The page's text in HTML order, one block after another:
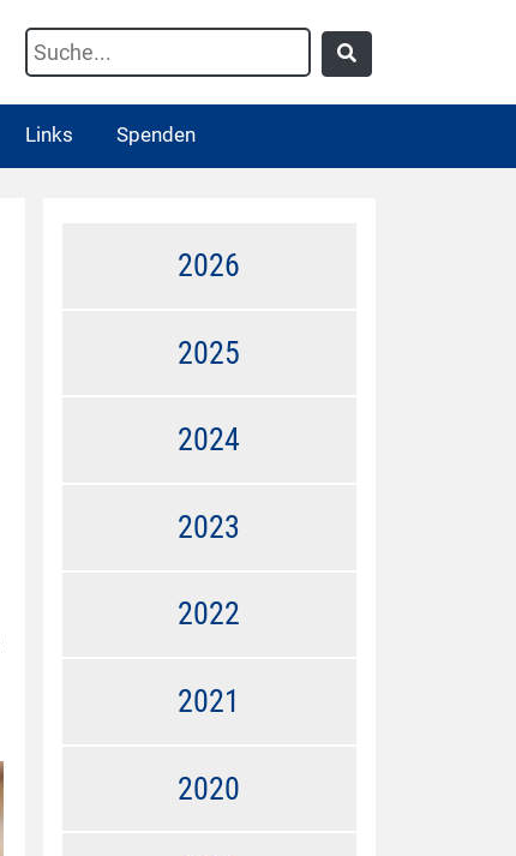
Links Spenden
2026
2025
2024
2023
2022
2021
2020